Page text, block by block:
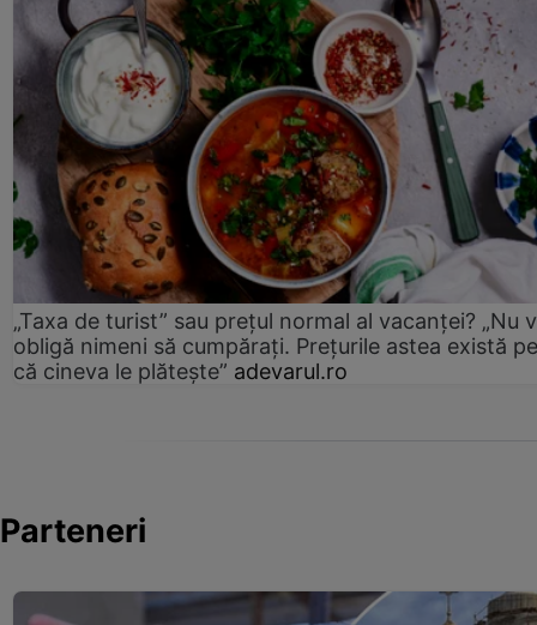
„Taxa de turist” sau prețul normal al vacanței? „Nu
obligă nimeni să cumpărați. Prețurile astea există
că cineva le plătește” adevarul.ro
Parteneri